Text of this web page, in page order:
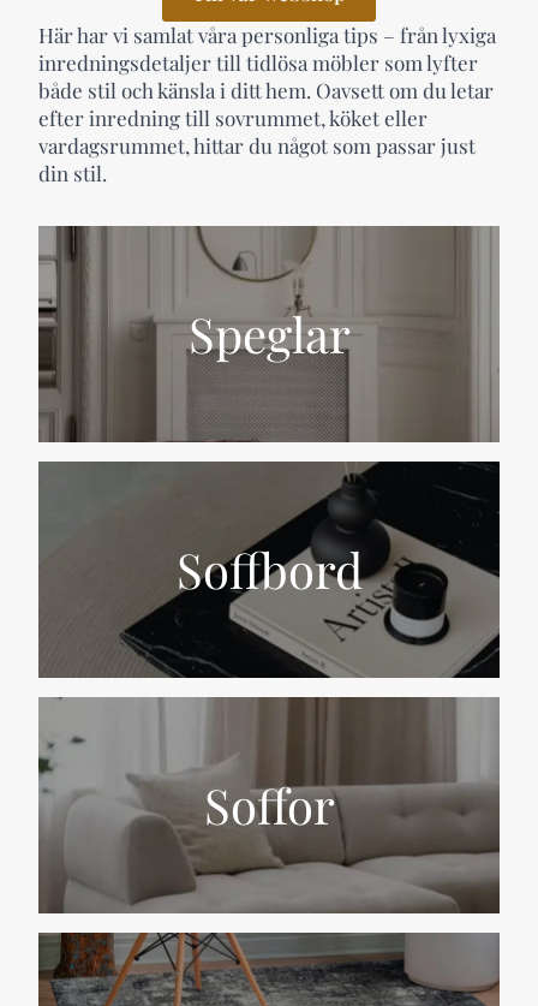
Speglar
Soffbord
Soffor
Här har vi samlat våra personliga tips – från lyxiga
inredningsdetaljer till tidlösa möbler som lyfter
både stil och känsla i ditt hem. Oavsett om du letar
efter inredning till sovrummet, köket eller
vardagsrummet, hittar du något som passar just
din stil.